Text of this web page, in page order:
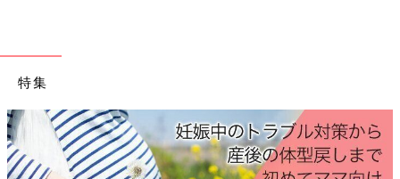
友だちからは“なんで苗字が違うの？”と聞かれることもありまし
だ”と答えたら、友だちに“ごめんね”と謝られてしまったことがあ
ります。
そのときに初めて、“里子って、かわいそうって思われている
の？”と思って、少しショックでした。でも私は、自分のことを
かわいそうと思いません。なおさんの家に里子として迎えられ
特集